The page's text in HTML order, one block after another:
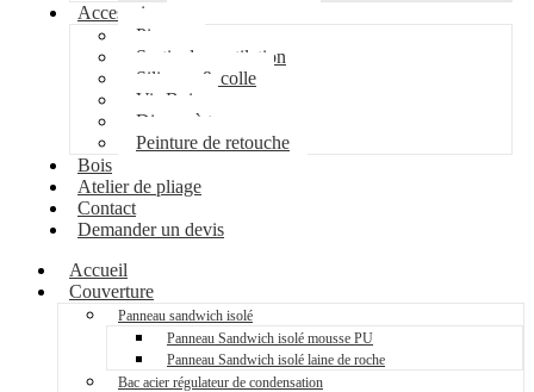
Accessoires
Pipeco
Sortie de ventilation
Silicone & colle
Vis Bois
Disque à tronçonner
Peinture de retouche
Bois
Atelier de pliage
Contact
Demander un devis
Accueil
Couverture
Panneau sandwich isolé
Panneau Sandwich isolé mousse PU
Panneau Sandwich isolé laine de roche
Bac acier régulateur de condensation